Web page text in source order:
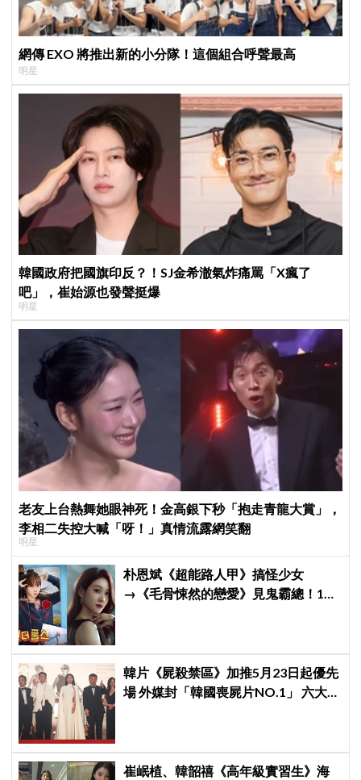
網傳 EXO 將推出新的小分隊！這個組合呼聲最高
明星
韓國政府把國旗印反？！SJ金希澈氣炸痛罵「X瘋了
吧」，崔始源也發聲挺爆
明星
老友上台熱舞她眼神死！金高銀下秒「抱走青龍大賞」，
李相二失控大喊「呀！」真情流露網笑翻
明星
朴恩斌《超能路人甲》搞怪少女
→《毛骨悚然的戀愛》見鬼霸總！180
韓片《屍殺禁區》加推5月23日起優先
場 外媒封「韓國喪屍片NO.1」 六大角
崔岷植、韓韶禧《高年級實習生》海